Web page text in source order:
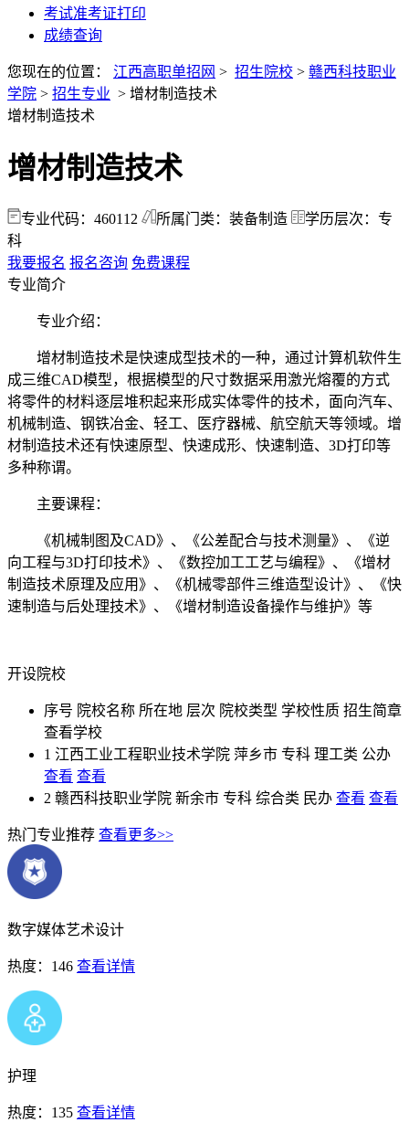
考试准考证打印
成绩查询
您现在的位置： 江西高职单招网 > 招生院校 > 赣西科技职业
学院 > 招生专业 > 增材制造技术
增材制造技术
增材制造技术
专业代码：460112 所属门类：装备制造
学历层次：专
科
我要报名 报名咨询 免费课程
专业简介
专业介绍：
增材制造技术是快速成型技术的一种，通过计算机软件生
成三维CAD模型，根据模型的尺寸数据采用激光熔覆的方式
将零件的材料逐层堆积起来形成实体零件的技术，面向汽车、
机械制造、钢铁冶金、轻工、医疗器械、航空航天等领域。增
材制造技术还有快速原型、快速成形、快速制造、3D打印等
多种称谓。
主要课程：
《机械制图及CAD》、《公差配合与技术测量》、《逆
向工程与3D打印技术》、《数控加工工艺与编程》、《增材
制造技术原理及应用》、《机械零部件三维造型设计》、《快
速制造与后处理技术》、《增材制造设备操作与维护》等
开设院校
序号 院校名称 所在地 层次 院校类型 学校性质 招生简章
查看学校
1 江西工业工程职业技术学院 萍乡市 专科 理工类 公办
查看 查看
2 赣西科技职业学院 新余市 专科 综合类 民办 查看 查看
热门专业推荐 查看更多>>
数字媒体艺术设计
热度：146 查看详情
护理
热度：135 查看详情